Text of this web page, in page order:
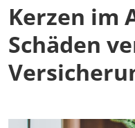
Kerzen im
Schäden